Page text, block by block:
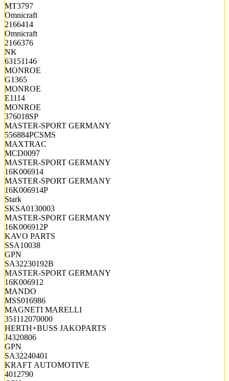
MT3797
Omnicraft
2166414
Omnicraft
2166376
NK
63151146
MONROE
G1365
MONROE
E1114
MONROE
376018SP
MASTER-SPORT GERMANY
556884PCSMS
MAXTRAC
MCD0097
MASTER-SPORT GERMANY
16K006914
MASTER-SPORT GERMANY
16K006914P
Stark
SKSA0130003
MASTER-SPORT GERMANY
16K006912P
KAVO PARTS
SSA10038
GPN
SA32230192B
MASTER-SPORT GERMANY
16K006912
MANDO
MSS016986
MAGNETI MARELLI
351112070000
HERTH+BUSS JAKOPARTS
J4320806
GPN
SA32240401
KRAFT AUTOMOTIVE
4012790